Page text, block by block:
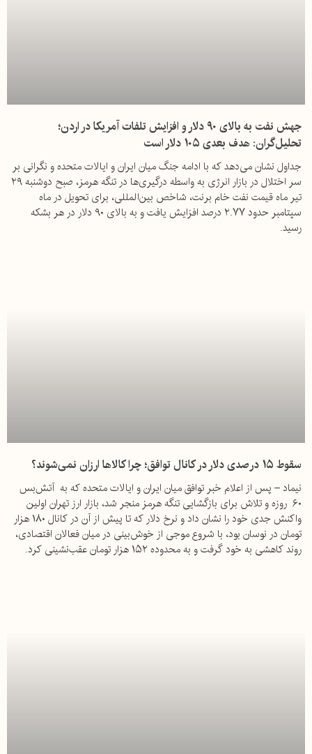
جهش نفت به بالای ۹۰ دلار و افزایش تلفات آمریکا در اردن؛
تحلیل‌گران: هدف بعدی ۱۰۵ دلار است
جداول نشان می‌دهد که با ادامه جنگ میان ایران و ایالات متحده و نگرانی بر
سر اختلال در بازار انرژی به واسطه درگیری‌ها در تنگه هرمز، صبح دوشنبه ۲۹
تیر ماه قیمت نفت خام برنت، شاخص بین‌المللی، برای تحویل در ماه
سپتامبر حدود ۲.۷۷ درصد افزایش یافت و به بالای ۹۰ دلار در هر بشکه
رسید.
سقوط ۱۵ درصدی دلار در کانال توافق؛ چرا کالاها ارزان نمی‌شوند؟
نیماد – پس از اعلام خبر توافق میان ایران و ایالات متحده که به آتش‌بس
۶۰ روزه و تلاش برای بازگشایی تنگه هرمز منجر شد، بازار ارز تهران اولین
واکنش جدی خود را نشان داد و نرخ دلار که تا پیش از آن در کانال ۱۸۰ هزار
تومان در نوسان بود، با شروع موجی از خوش‌بینی در میان فعالان اقتصادی،
روند کاهشی به خود گرفت و به محدوده ۱۵۲ هزار تومان عقب‌نشینی کرد.